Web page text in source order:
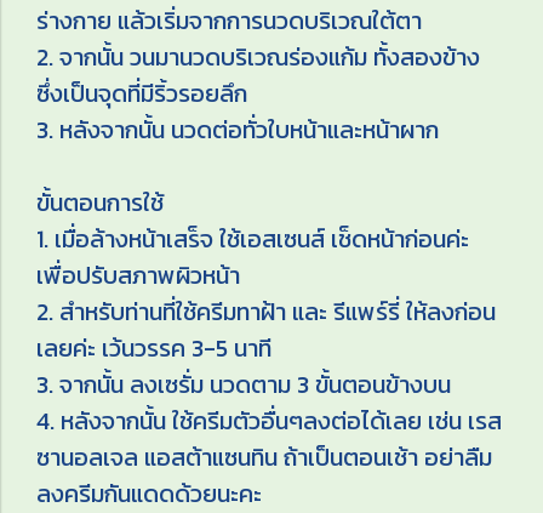
ร่างกาย แล้วเริ่มจากการนวดบริเวณใต้ตา
2. จากนั้น วนมานวดบริเวณร่องแก้ม ทั้งสองข้าง
ซึ่งเป็นจุดที่มีริ้วรอยลึก
3. หลังจากนั้น นวดต่อทั่วใบหน้าและหน้าผาก
ขั้นตอนการใช้
1. เมื่อล้างหน้าเสร็จ ใช้เอสเซนส์ เช็ดหน้าก่อนค่ะ
เพื่อปรับสภาพผิวหน้า
2. สำหรับท่านที่ใช้ครีมทาฝ้า และ รีแพร์รี่ ให้ลงก่อน
เลยค่ะ เว้นวรรค 3-5 นาที
3. จากนั้น ลงเซรั่ม นวดตาม 3 ขั้นตอนข้างบน
4. หลังจากนั้น ใช้ครีมตัวอื่นๆลงต่อได้เลย เช่น เรส
ซานอลเจล แอสต้าแซนทิน ถ้าเป็นตอนเช้า อย่าลืม
ลงครีมกันแดดด้วยนะคะ